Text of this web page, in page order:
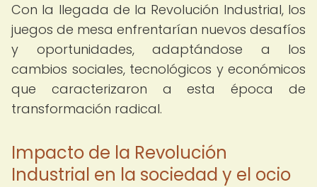
Con la llegada de la Revolución Industrial, los
juegos de mesa enfrentarían nuevos desafíos
y oportunidades, adaptándose a los
cambios sociales, tecnológicos y económicos
que caracterizaron a esta época de
transformación radical.
Impacto de la Revolución
Industrial en la sociedad y el ocio